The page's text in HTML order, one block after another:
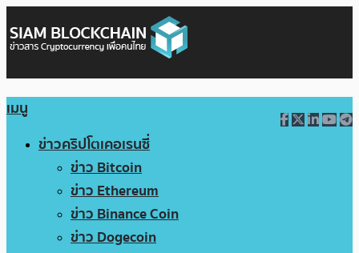
เมนู
ข่าวคริปโตเคอเรนซี่
ข่าว Bitcoin
ข่าว Ethereum
ข่าว Binance Coin
ข่าว Dogecoin